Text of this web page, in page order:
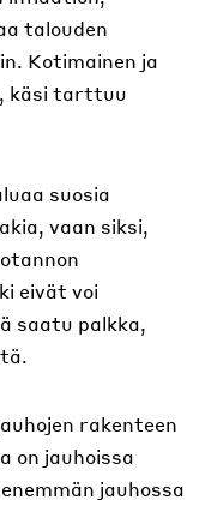
talouden
Kotimainen ja
käsi tarttuu
suosia
vaan siksi,
eivät voi
saatu palkka,
rakenteen
on jauhoissa
jauhossa